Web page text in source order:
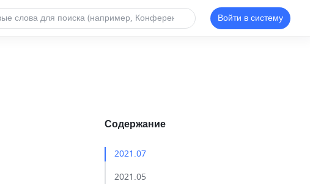
Войти в систему
Содержание
2021.07​
2021.05​